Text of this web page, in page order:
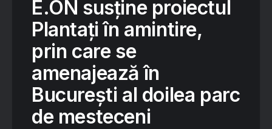
E.ON susține proiectul
Plantați în amintire,
prin care se
amenajează în
București al doilea parc
de mesteceni